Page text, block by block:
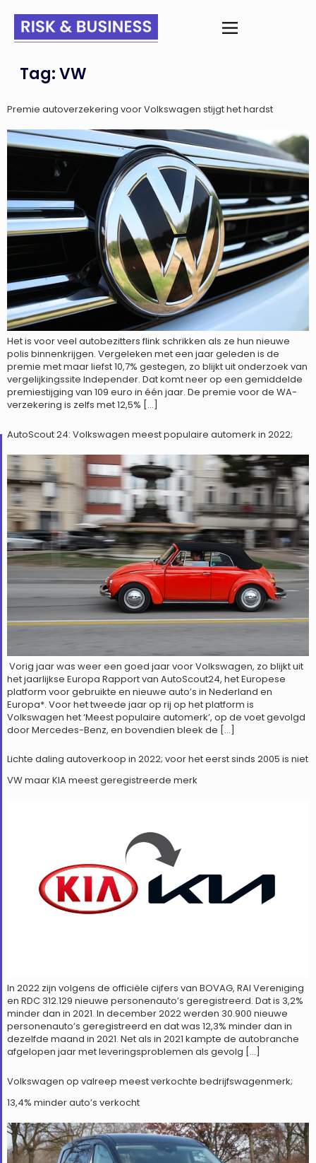
Tag:VW
Premie autoverzekering voor Volkswagen stijgt het hardst
Het is voor veel autobezitters flink schrikken als ze hun nieuwe
polis binnenkrijgen. Vergeleken met een jaar geleden is de
premie met maar liefst 10,7% gestegen, zo blijkt uit onderzoek van
vergelijkingssite Independer. Dat komt neer op een gemiddelde
premiestijging van 109 euro in één jaar. De premie voor de WA-
verzekering is zelfs met 12,5% […]
AutoScout 24: Volkswagen meest populaire automerk in 2022;
Vorig jaar was weer een goed jaar voor Volkswagen, zo blijkt uit
het jaarlijkse Europa Rapport van AutoScout24, het Europese
platform voor gebruikte en nieuwe auto’s in Nederland en
Europa*. Voor het tweede jaar op rij op het platform is
Volkswagen het ‘Meest populaire automerk’, op de voet gevolgd
door Mercedes-Benz, en bovendien bleek de […]
Lichte daling autoverkoop in 2022; voor het eerst sinds 2005 is niet
VW maar KIA meest geregistreerde merk
In 2022 zijn volgens de officiële cijfers van BOVAG, RAI Vereniging
en RDC 312.129 nieuwe personenauto’s geregistreerd. Dat is 3,2%
minder dan in 2021. In december 2022 werden 30.900 nieuwe
personenauto’s geregistreerd en dat was 12,3% minder dan in
dezelfde maand in 2021. Net als in 2021 kampte de autobranche
afgelopen jaar met leveringsproblemen als gevolg […]
Volkswagen op valreep meest verkochte bedrijfswagenmerk;
13,4% minder auto’s verkocht